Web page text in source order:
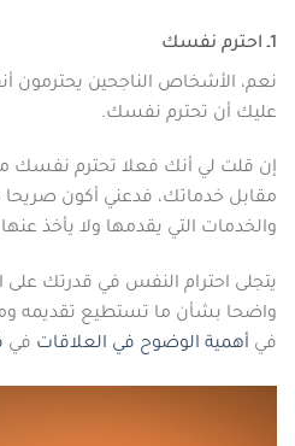
1ـ احترم نفسك
نعم، الأشخاص الناجحين يحترمون
عليك أن تحترم نفسك.
إن قلت لي أنك فعلا تحترم نفسك
مقابل خدماتك، فدعني أكون
والخدمات التي يقدمها ولا يأخذ
يتجلى احترام النفس في قدرتك على
واضحا بشأن ما تستطيع تقديمه
في أهمية الوضوح في العلاقات في